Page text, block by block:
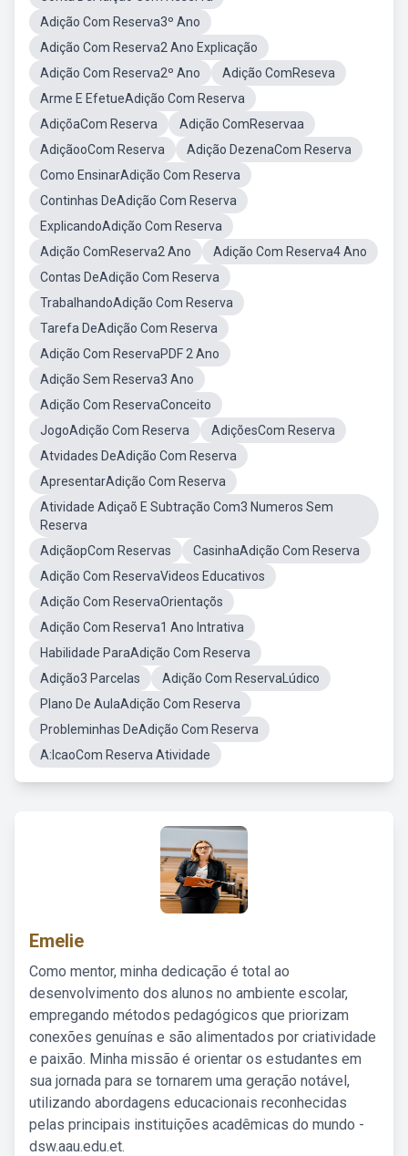
Adição Com Reserva3º Ano
Adição Com Reserva2 Ano Explicação
Adição Com Reserva2º Ano
Adição ComReseva
Arme E EfetueAdição Com Reserva
AdiçõaCom Reserva
Adição ComReservaa
AdiçãooCom Reserva
Adição DezenaCom Reserva
Como EnsinarAdição Com Reserva
Continhas DeAdição Com Reserva
ExplicandoAdição Com Reserva
Adição ComReserva2 Ano
Adição Com Reserva4 Ano
Contas DeAdição Com Reserva
TrabalhandoAdição Com Reserva
Tarefa DeAdição Com Reserva
Adição Com ReservaPDF 2 Ano
Adição Sem Reserva3 Ano
Adição Com ReservaConceito
JogoAdição Com Reserva
AdiçõesCom Reserva
Atvidades DeAdição Com Reserva
ApresentarAdição Com Reserva
Atividade Adiçaõ E Subtração Com3 Numeros Sem
Reserva
AdiçãopCom Reservas
CasinhaAdição Com Reserva
Adição Com ReservaVideos Educativos
Adição Com ReservaOrientaçõs
Adição Com Reserva1 Ano Intrativa
Habilidade ParaAdição Com Reserva
Adição3 Parcelas
Adição Com ReservaLúdico
Plano De AulaAdição Com Reserva
Probleminhas DeAdição Com Reserva
A:IcaoCom Reserva Atividade
Emelie
Como mentor, minha dedicação é total ao
desenvolvimento dos alunos no ambiente escolar,
empregando métodos pedagógicos que priorizam
conexões genuínas e são alimentados por criatividade
e paixão. Minha missão é orientar os estudantes em
sua jornada para se tornarem uma geração notável,
utilizando abordagens educacionais reconhecidas
pelas principais instituições acadêmicas do mundo -
dsw.aau.edu.et.